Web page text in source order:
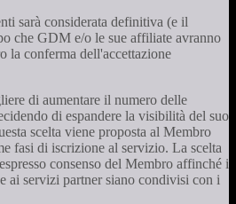
sarà considerata definitiva (e il
che GDM e/o le sue affiliate avranno
la conferma dell'accettazione
di aumentare il numero delle
di espandere la visibilità del suo
scelta viene proposta al Membro
fasi di iscrizione al servizio. La scelta
consenso del Membro affinché i
ai servizi partner siano condivisi con i